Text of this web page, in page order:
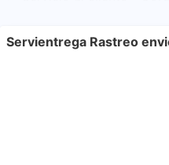
Servientrega Rastreo